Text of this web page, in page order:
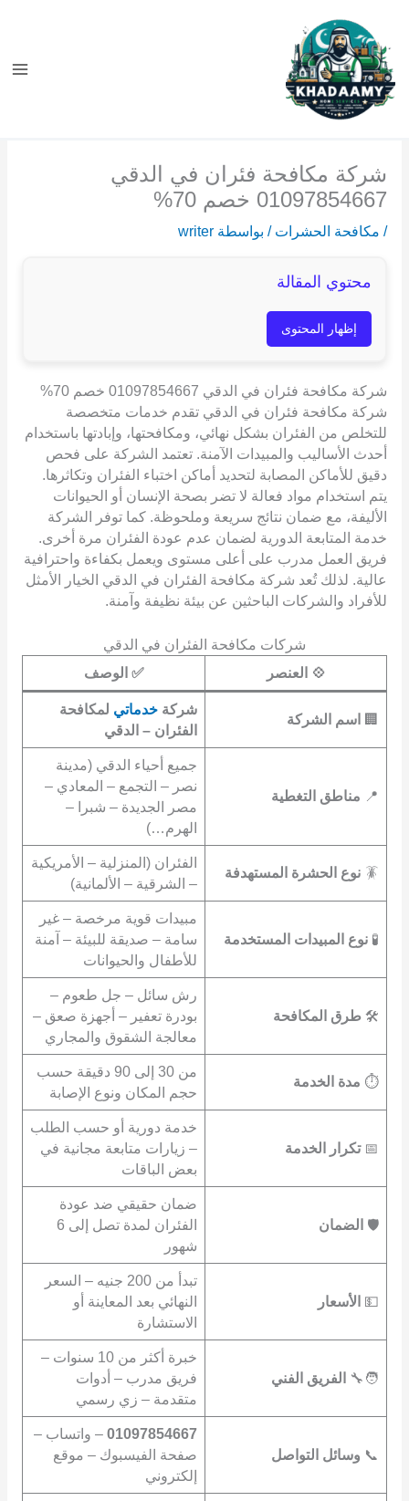
المحتوى
شركة مكافحة فئران في الدقي
01097854667 خصم 70%
/ مكافحة الحشرات / بواسطة writer
محتوي المقالة
إظهار المحتوى
شركة مكافحة فئران في الدقي 01097854667 خصم 70%
شركة مكافحة فئران في الدقي تقدم خدمات متخصصة
للتخلص من الفئران بشكل نهائي، ومكافحتها، وإبادتها باستخدام
أحدث الأساليب والمبيدات الآمنة. تعتمد الشركة على فحص
دقيق للأماكن المصابة لتحديد أماكن اختباء الفئران وتكاثرها.
يتم استخدام مواد فعالة لا تضر بصحة الإنسان أو الحيوانات
الأليفة، مع ضمان نتائج سريعة وملحوظة. كما توفر الشركة
خدمة المتابعة الدورية لضمان عدم عودة الفئران مرة أخرى.
فريق العمل مدرب على أعلى مستوى ويعمل بكفاءة واحترافية
عالية. لذلك تُعد شركة مكافحة الفئران في الدقي الخيار الأمثل
للأفراد والشركات الباحثين عن بيئة نظيفة وآمنة.
شركات مكافحة الفئران في الدقي
💠
العنصر ✅ الوصف
🏢 اسم الشركة
شركة خدماتي لمكافحة
الفئران – الدقي
📍 مناطق التغطية
جميع أحياء الدقي (مدينة
نصر – التجمع – المعادي –
مصر الجديدة – شبرا –
الهرم…)
🪳 نوع الحشرة المستهدفة
الفئران (المنزلية – الأمريكية
– الشرقية – الألمانية)
🧪 نوع المبيدات المستخدمة
مبيدات قوية مرخصة – غير
سامة – صديقة للبيئة – آمنة
للأطفال والحيوانات
🛠️ طرق المكافحة
رش سائل – جل طعوم –
بودرة تعفير – أجهزة صعق –
معالجة الشقوق والمجاري
⏱️ مدة الخدمة
من 30 إلى 90 دقيقة حسب
حجم المكان ونوع الإصابة
📅تكرار الخدمة
خدمة دورية أو حسب الطلب
– زيارات متابعة مجانية في
بعض الباقات
🛡️ الضمان
ضمان حقيقي ضد عودة
الفئران لمدة تصل إلى 6
شهور
💵 الأسعار
تبدأ من 200 جنيه – السعر
النهائي بعد المعاينة أو
الاستشارة
🧑‍🔧 الفريق الفني
خبرة أكثر من 10 سنوات –
فريق مدرب – أدوات
متقدمة – زي رسمي
📞 وسائل التواصل
01097854667– واتساب –
صفحة الفيسبوك – موقع
إلكتروني